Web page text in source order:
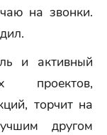
на звонки.
и активный
проектов,
торчит на
другом